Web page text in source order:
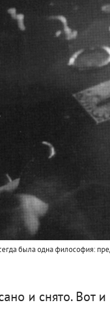
была одна философия:
и снято. Вот и